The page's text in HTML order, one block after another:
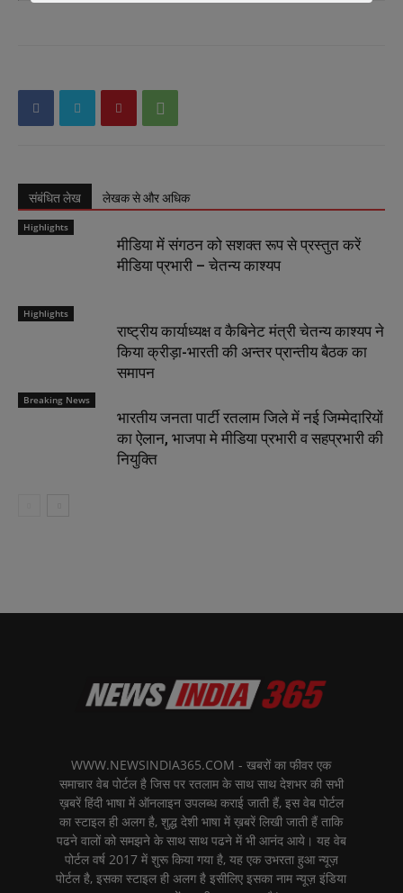
संबंधित लेख लेखक से और अधिक
Highlights
मीडिया में संगठन को सशक्त रूप से प्रस्तुत करें
मीडिया प्रभारी – चेतन्य काश्यप
Highlights
राष्ट्रीय कार्याध्यक्ष व कैबिनेट मंत्री चेतन्य काश्यप ने
किया क्रीड़ा-भारती की अन्तर प्रान्तीय बैठक का
समापन
Breaking News
भारतीय जनता पार्टी रतलाम जिले में नई जिम्मेदारियों
का ऐलान, भाजपा मे मीडिया प्रभारी व सहप्रभारी की
नियुक्ति
WWW.NEWSINDIA365.COM - खबरों का फीवर एक
समाचार वेब पोर्टल है जिस पर रतलाम के साथ साथ देशभर की सभी
ख़बरें हिंदी भाषा में ऑनलाइन उपलब्ध कराई जाती हैं, इस वेब पोर्टल
का स्टाइल ही अलग है, शुद्ध देशी भाषा में ख़बरें लिखी जाती हैं ताकि
पढने वालों को समझने के साथ साथ पढने में भी आनंद आये। यह वेब
पोर्टल वर्ष 2017 में शुरू किया गया है, यह एक उभरता हुआ न्यूज़
पोर्टल है, इसका स्टाइल ही अलग है इसीलिए इसका नाम न्यूज़ इंडिया